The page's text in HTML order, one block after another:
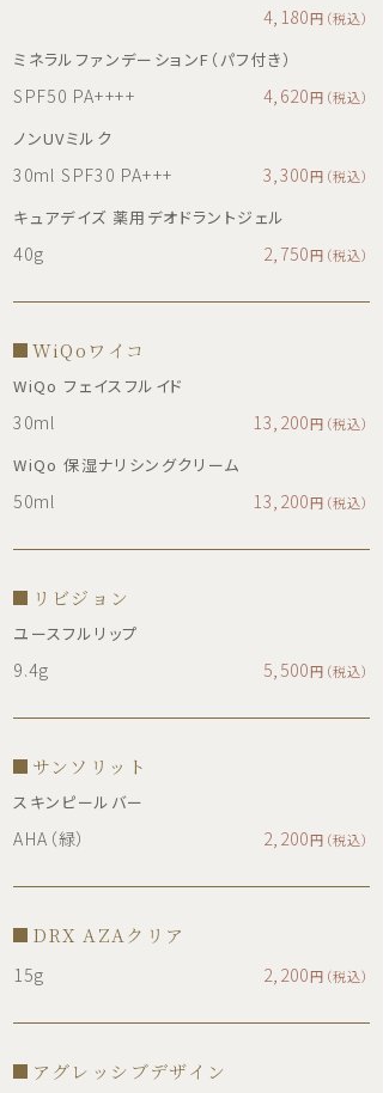
4,180円（税込）
ミネラルファンデーションF（パフ付き）
SPF50 PA++++ 4,620円（税込）
ノンUVミルク
30ml SPF30 PA+++ 3,300円（税込）
キュアデイズ 薬用デオドラントジェル
40g 2,750円（税込）
WiQoワイコ
WiQo フェイスフルイド
30ml 13,200円（税込）
WiQo 保湿ナリシングクリーム
50ml 13,200円（税込）
リビジョン
ユースフルリップ
9.4g 5,500円（税込）
サンソリット
スキンピールバー
AHA（緑） 2,200円（税込）
DRX AZAクリア
15g 2,200円（税込）
アグレッシブデザイン